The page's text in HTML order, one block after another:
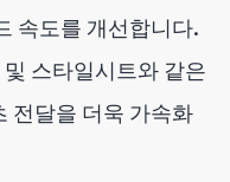
속도를 개선합니다.
스타일시트와 같은
전달을 더욱 가속화